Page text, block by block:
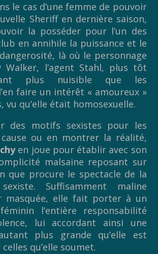
le cas d’une femme de pouvoir
Sheriff en dernière saison,
la posséder pour l’un des
en annihile la puissance et le
là où le personnage
Walker, l’agent Stahl, plus tôt
plus nuisible que les
faire un intérêt « amoureux »
vu qu’elle était homosexuelle.
des motifs sexistes pour les
ou en montrer la réalité,
en joue pour établir avec son
malsaine reposant sur
que procure le spectacle de la
Suffisamment maline
masquée, elle fait porter à un
l’entière responsabilité
lui accordant ainsi une
plus grande qu’elle est
qu’elle soumet.